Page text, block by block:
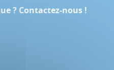
? Contactez-nous !